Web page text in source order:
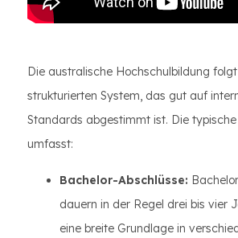
Die australische Hochschulbildung
strukturierten System, das gut auf
Standards abgestimmt ist. Die
umfasst:
Bachelor-Abschlüsse:
dauern in der Regel drei bis vier
eine breite Grundlage in